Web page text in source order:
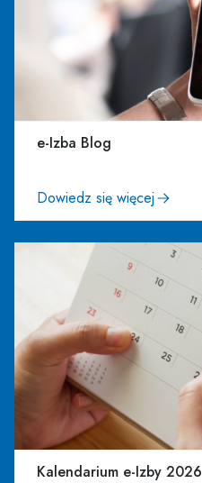
e-Izba Blog
Dowiedz się więcej
Kalendarium e-Izby 2026